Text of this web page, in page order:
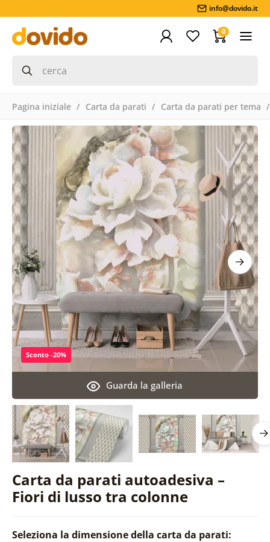
info@dovido.it
0
Pagina iniziale Carta da parati Carta da parati per tema
Carta da parati autoadesiva –
Fiori di lusso tra colonne
Guarda la galleria
Sconto -20%
Seleziona la dimensione della carta da parati: